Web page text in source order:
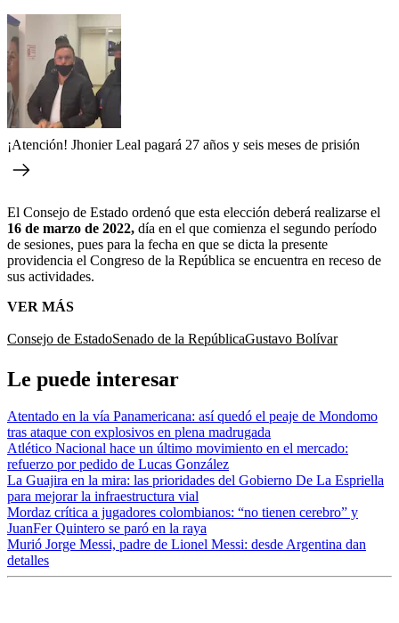
¡Atención! Jhonier Leal pagará 27 años y seis meses de prisión
El Consejo de Estado ordenó que esta elección deberá realizarse el
16 de marzo de 2022, día en el que comienza el segundo período
de sesiones, pues para la fecha en que se dicta la presente
providencia el Congreso de la República se encuentra en receso de
sus actividades.
VER MÁS
Consejo de EstadoSenado de la RepúblicaGustavo Bolívar
Le puede interesar
Atentado en la vía Panamericana: así quedó el peaje de Mondomo
tras ataque con explosivos en plena madrugada
Atlético Nacional hace un último movimiento en el mercado:
refuerzo por pedido de Lucas González
La Guajira en la mira: las prioridades del Gobierno De La Espriella
para mejorar la infraestructura vial
Mordaz crítica a jugadores colombianos: “no tienen cerebro” y
JuanFer Quintero se paró en la raya
Murió Jorge Messi, padre de Lionel Messi: desde Argentina dan
detalles